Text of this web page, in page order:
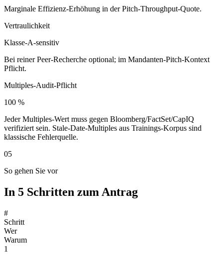
Marginale Effizienz-Erhöhung in der Pitch-Throughput-Quote.
Vertraulichkeit
Klasse-A-sensitiv
Bei reiner Peer-Recherche optional; im Mandanten-Pitch-Kontext
Pflicht.
Multiples-Audit-Pflicht
100 %
Jeder Multiples-Wert muss gegen Bloomberg/FactSet/CapIQ
verifiziert sein. Stale-Date-Multiples aus Trainings-Korpus sind
klassische Fehlerquelle.
05
So gehen Sie vor
In 5 Schritten zum Antrag
#
Schritt
Wer
Warum
1